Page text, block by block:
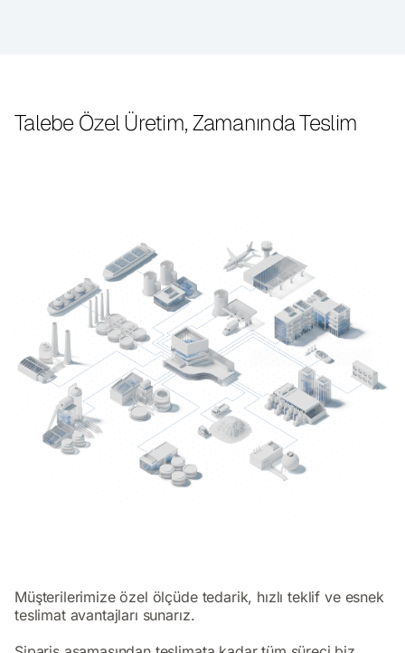
Talebe Özel Üretim,Zamanında Teslim
Müşterilerimize özel ölçüde tedarik, hızlı teklif ve esnek
teslimat avantajları sunarız.